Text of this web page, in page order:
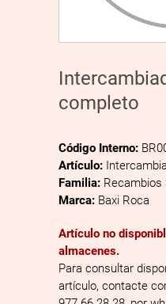
completo
Código Interno:
Artículo:
Familia: Recambios
Marca: Baxi Roca
Artículo no
almacenes.
Para consultar
artículo, contacte